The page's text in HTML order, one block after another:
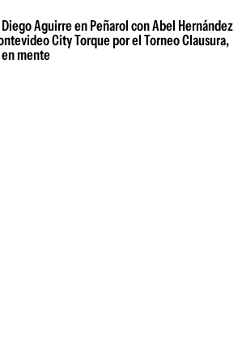
Aguirre en Peñarol con Abel Hernández
City Torque por el Torneo Clausura,
mente